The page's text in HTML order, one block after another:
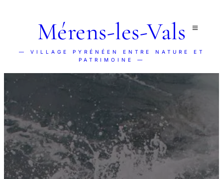
Mérens-les-Vals
— VILLAGE PYRÉNÉEN ENTRE NATURE ET
PATRIMOINE —